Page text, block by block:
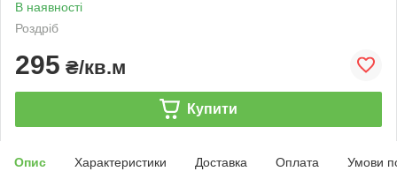
В наявності
Роздріб
295 ₴/кв.м
Купити
Опис Характеристики Доставка Оплата Умови